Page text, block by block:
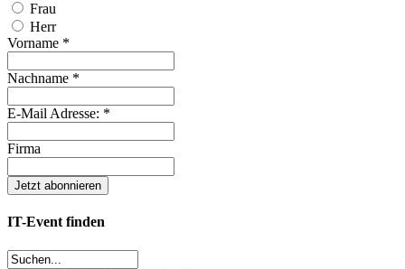
Frau
Herr
Vorname *
Nachname *
E-Mail Adresse: *
Firma
IT-Event finden